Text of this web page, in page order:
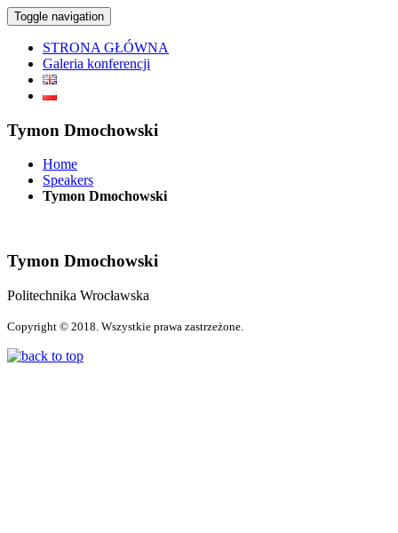
Toggle navigation
STRONA GŁÓWNA
Galeria konferencji
Tymon Dmochowski
Home
Speakers
Tymon Dmochowski
Tymon Dmochowski
Politechnika Wrocławska
Copyright © 2018. Wszystkie prawa zastrzeżone.